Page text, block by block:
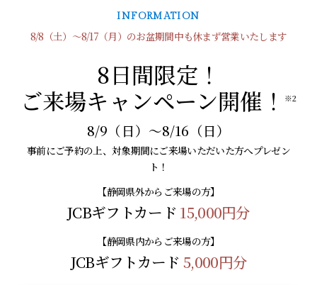
INFORMATION
8/8（土）～8/17（月）のお盆期間中も休まず営業いたします
8日間限定！
ご来場キャンペーン開催！
※2
8/9（日）〜8/16（日）
事前にご予約の上、対象期間にご来場いただいた方へプレゼン
ト！
【静岡県外からご来場の方】
JCBギフトカード 15,000円分
【静岡県内からご来場の方】
JCBギフトカード 5,000円分